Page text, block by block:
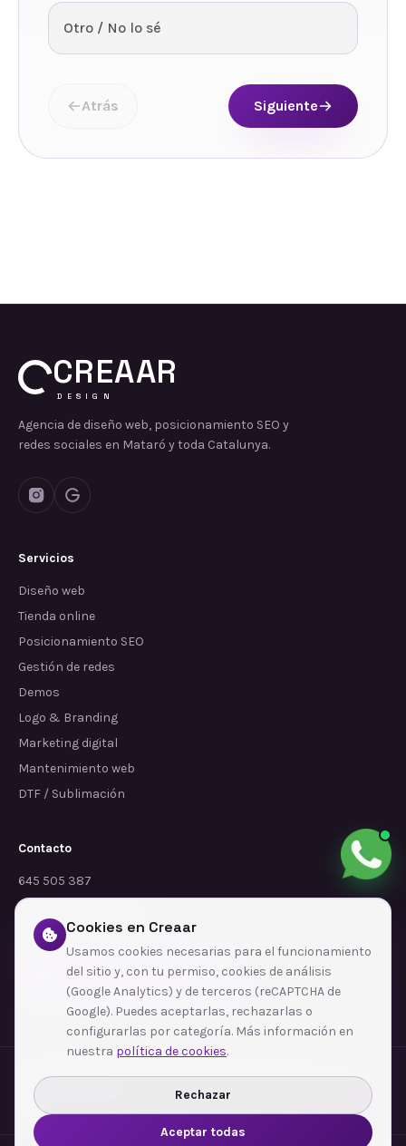
Otro / No lo sé
Atrás Siguiente
CREAAR
DESIGN
Agencia de diseño web, posicionamiento SEO y
redes sociales en Mataró y toda Catalunya.
Servicios
Diseño web
Tienda online
Posicionamiento SEO
Gestión de redes
Demos
Logo & Branding
Marketing digital
Mantenimiento web
DTF / Sublimación
Contacto
645 505 387
info@dependalium.com
Mataró (Barcelona)
Déjanos tu reseña en Google
Zonas de cobertura·Barcelona·L'Hospitalet de Llobregat·Terrassa·Badalona
Sabadell
Santa Coloma de Gramenet
Ver todas las zonas →
Cookies en Creaar
Usamos cookies necesarias para el funcionamiento
del sitio y, con tu permiso, cookies de análisis
(Google Analytics) y de terceros (reCAPTCHA de
Google). Puedes aceptarlas, rechazarlas o
configurarlas por categoría. Más información en
nuestra política de cookies.
Rechazar
Aceptar todas